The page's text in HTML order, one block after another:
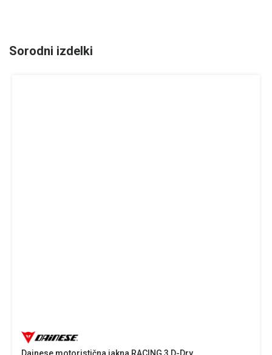
Sorodni izdelki
Dainese motoristična jakna RACING 3 D-Dry